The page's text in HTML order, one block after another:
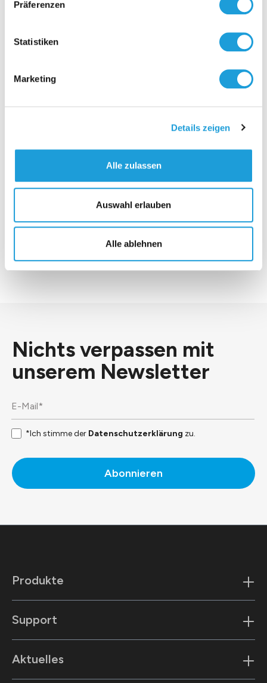
Präferenzen
Statistiken
Marketing
Details zeigen
Alle zulassen
Auswahl erlauben
Alle ablehnen
Datenschutzerklärung
Senden
Nichts verpassen mit
unserem Newsletter
*Ich stimme der Datenschutzerklärung zu.
Abonnieren
Produkte
Support
Aktuelles